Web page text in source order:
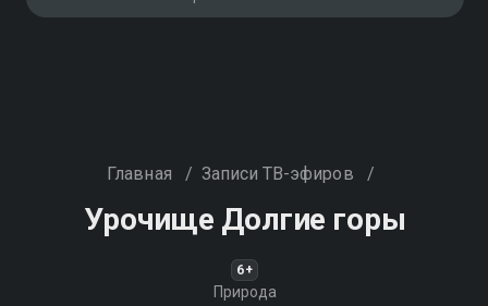
Главная / Записи ТВ-эфиров /
Урочище Долгие горы
6+
Природа